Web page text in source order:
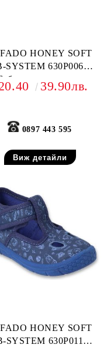
HONEY SOFT
SYSTEM 630P006
текстилни
Пъстър анимал
39.90лв.
0897 443 595
Виж детайли
HONEY SOFT
SYSTEM 630P011